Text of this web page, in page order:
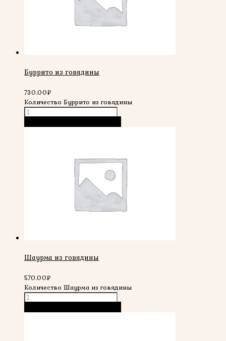
Буррито из говядины
730.00₽
Количество Буррито из говядины
Шаурма из говядины
570.00₽
Количество Шаурма из говядины